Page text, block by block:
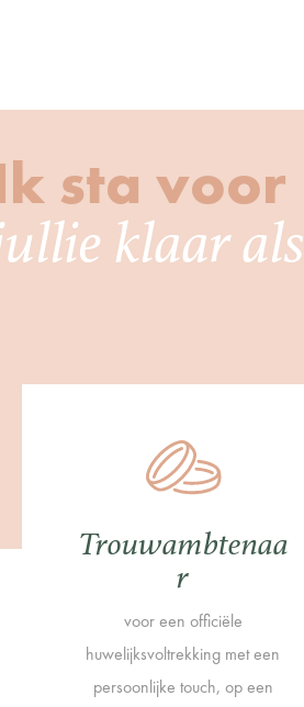
sta voor
klaar als
Trouwambtenaa
r
voor een officiële
huwelijksvoltrekking met een
persoonlijke touch, op een